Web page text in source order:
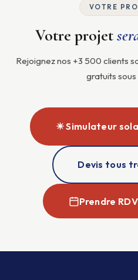
VOTRE
Votre projet
Rejoignez nos +3 500 clients
gratuits sous
☀ Simulateur
Devis tous
Prendre